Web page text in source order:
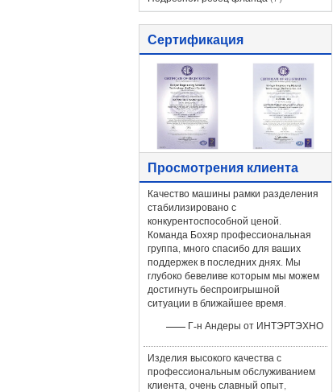
Сертификация
Просмотрения клиента
Качество машины рамки разделения
стабилизировано с
конкурентоспособной ценой.
Команда Бохяр профессиональная
группа, много спасибо для ваших
поддержек в последних днях. Мы
глубоко бевеливе которым мы можем
достигнуть беспроигрышной
ситуации в ближайшее время.
—— Г-н Андеры от ИНТЭРТЭХНО
Изделия высокого качества с
профессиональным обслуживанием
клиента, очень славный опыт,